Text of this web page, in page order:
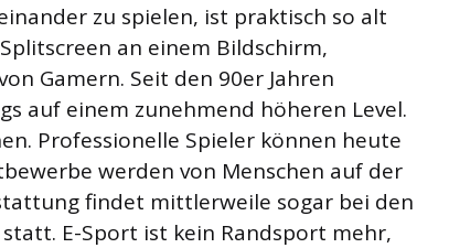
zu spielen, ist praktisch so alt
an einem Bildschirm,
Gamern. Seit den 90er Jahren
auf einem zunehmend höheren Level.
Professionelle Spieler können heute
werden von Menschen auf der
findet mittlerweile sogar bei den
statt. E-Sport ist kein Randsport mehr,